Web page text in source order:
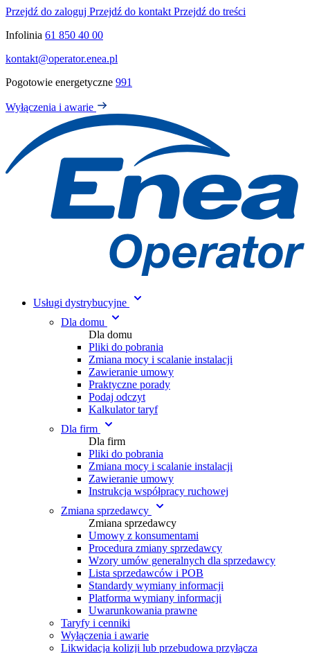
Przejdź do zaloguj Przejdź do kontakt Przejdź do treści
Infolinia 61 850 40 00
kontakt@operator.enea.pl
Pogotowie energetyczne 991
Wyłączenia i awarie
Usługi dystrybucyjne
Dla domu
Dla domu
Pliki do pobrania
Zmiana mocy i scalanie instalacji
Zawieranie umowy
Praktyczne porady
Podaj odczyt
Kalkulator taryf
Dla firm
Dla firm
Pliki do pobrania
Zmiana mocy i scalanie instalacji
Zawieranie umowy
Instrukcja współpracy ruchowej
Zmiana sprzedawcy
Zmiana sprzedawcy
Umowy z konsumentami
Procedura zmiany sprzedawcy
Wzory umów generalnych dla sprzedawcy
Lista sprzedawców i POB
Standardy wymiany informacji
Platforma wymiany informacji
Uwarunkowania prawne
Taryfy i cenniki
Wyłączenia i awarie
Likwidacja kolizji lub przebudowa przyłącza